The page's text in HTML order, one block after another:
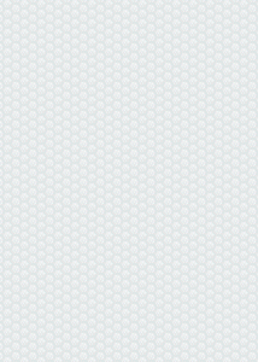
данные